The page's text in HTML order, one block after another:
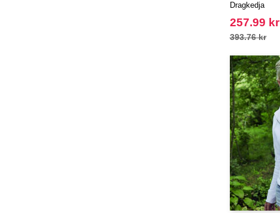
Dragkedja
257.99 kr
393.76 kr